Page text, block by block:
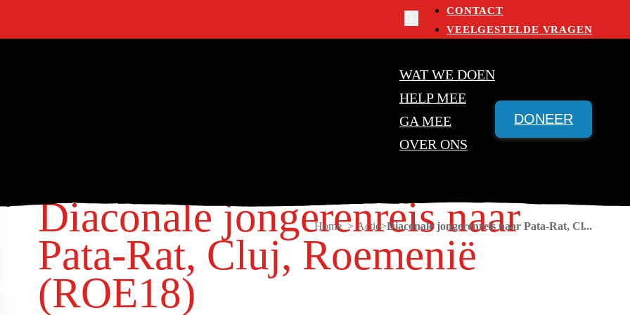
CONTACT
VEELGESTELDE VRAGEN
WAT WE DOEN
HELP MEE
GA MEE
OVER ONS
DONEER
Home > Actie Diaconale jongerenreis naar Pata-Rat, Cl...
Diaconale jongerenreis naar
Pata-Rat, Cluj, Roemenië
(ROE18)